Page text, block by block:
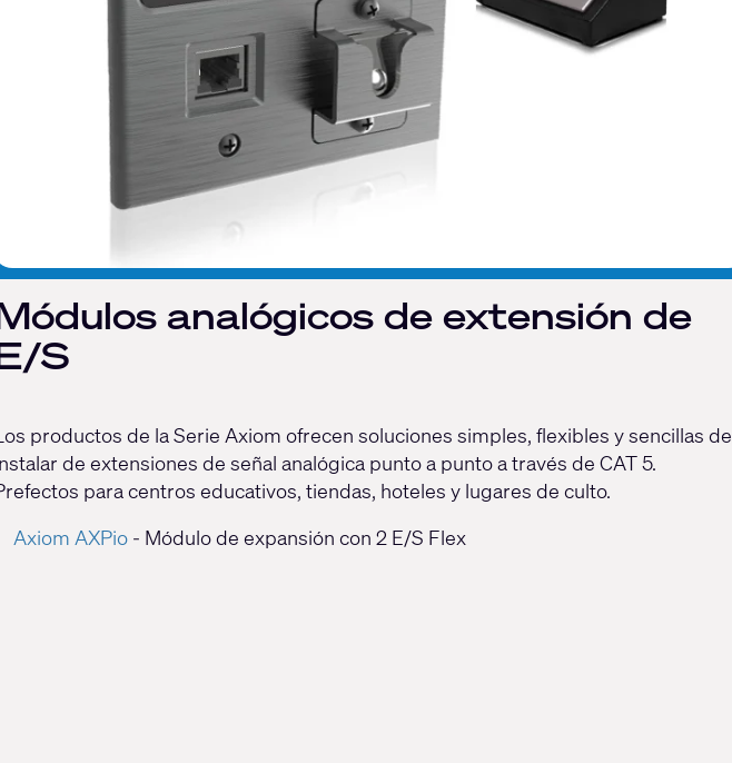
analógicos de extensión de
S
productos de la Serie Axiom ofrecen soluciones simples, flexibles y sencillas de
de extensiones de señal analógica punto a punto a través de CAT 5.
para centros educativos, tiendas, hoteles y lugares de culto.
Axiom AXPio - Módulo de expansión con 2 E/S Flex